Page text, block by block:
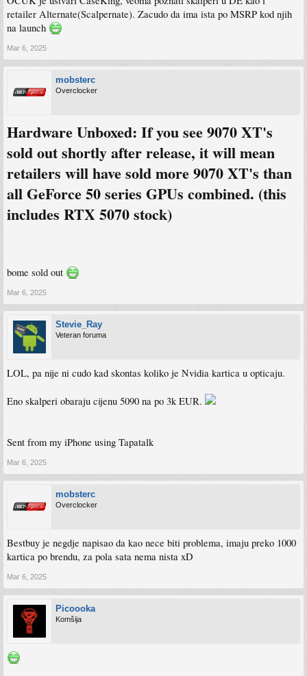
retailer Alternate(Scalpernate). Zacudo da ima ista po MSRP kod njih
na launch
Mar 6, 2025
mobsterc
Overclocker
Hardware Unboxed: If you see 9070 XT's
sold out shortly after release, it will mean
retailers will have sold more 9070 XT's than
all GeForce 50 series GPUs combined. (this
includes RTX 5070 stock)
bome sold out
Mar 6, 2025
Stevie_Ray
Veteran foruma
LOL, pa nije ni cudo kad skontas koliko je Nvidia kartica u opticaju.
Eno skalperi obaraju cijenu 5090 na po 3k EUR.
Sent from my iPhone using Tapatalk
Mar 6, 2025
mobsterc
Overclocker
Bestbuy je negdje napisao da kao nece biti problema, imaju preko 1000
kartica po brendu, za pola sata nema nista xD
Mar 6, 2025
Picoooka
Komšija